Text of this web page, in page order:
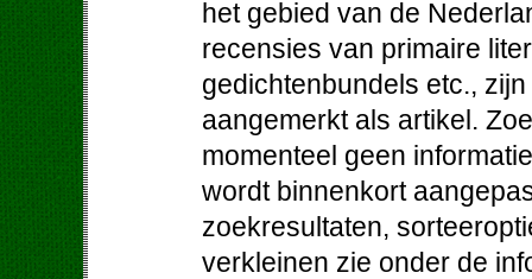
het gebied van de
recensies van primaire
gedichtenbundels etc.,
aangemerkt als artikel.
momenteel geen
wordt binnenkort
zoekresultaten,
verkleinen zie onder de